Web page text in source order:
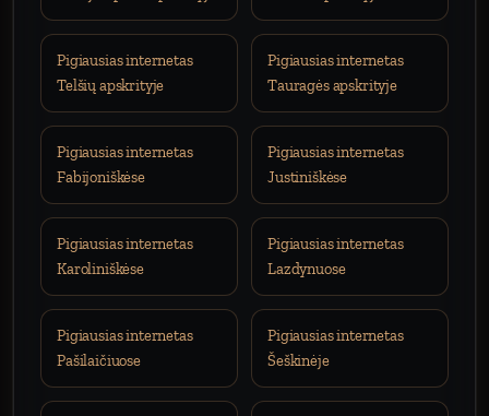
Pigiausias internetas
Telšių apskrityje
Pigiausias internetas
Tauragės apskrityje
Pigiausias internetas
Fabijoniškėse
Pigiausias internetas
Justiniškėse
Pigiausias internetas
Karoliniškėse
Pigiausias internetas
Lazdynuose
Pigiausias internetas
Pašilaičiuose
Pigiausias internetas
Šeškinėje